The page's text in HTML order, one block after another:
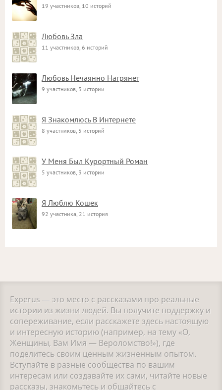
19 участников, 10 историй
Любовь Зла
11 участников, 6 историй
Любовь Нечаянно Нагрянет
9 участников, 3 истории
Я Знакомлюсь В Интернете
8 участников, 5 историй
У Меня Был Курортный Роман
5 участников, 3 истории
Я Люблю Кошек
92 участника, 21 история
Experus — это место с рассказами про реальные
истории из жизни людей. Вы получите поддержку и
сопереживание, если расскажете здесь настоящую
и интересную историю (например, на тему «О,
Женщины, Вам Имя — Вероломство!»), где
поделитесь своим ценным жизненным опытом.
Вступайте в разные сообщества по вашим
интересам или создавайте их сами, читайте новые
рассказы, знакомьтесь и общайтесь с